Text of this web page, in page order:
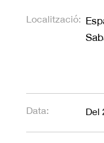
Localització:
Data: Del